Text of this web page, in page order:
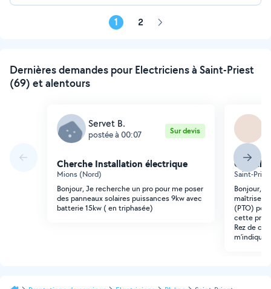
1 2 Page
Dernières demandes pour Electriciens à Saint-Priest
(69) et alentours
Servet B.
postée à 00:07 Sur devis
Cherche Installation électrique
Mions (Nord)
Bonjour, Je recherche un pro pour me poser
des panneaux solaires puissances 9kw avec
batterie 15kw ( en triphasée)
Saint-
Bonjour,
maîtrise
(PTO)
cette prise
Rez de